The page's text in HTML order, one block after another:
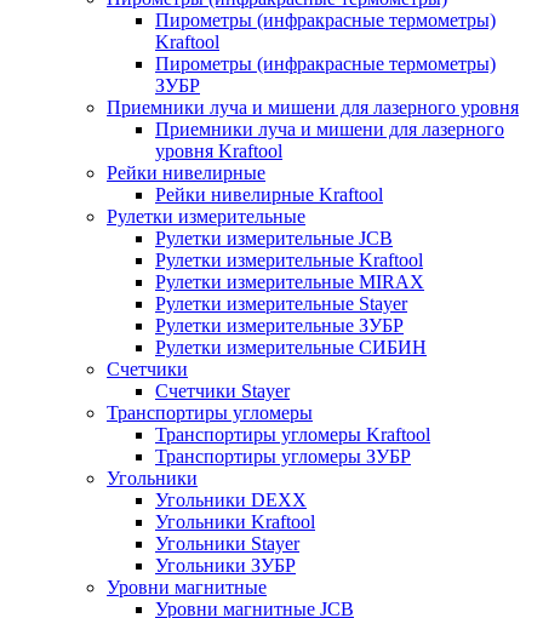
Пирометры (инфракрасные термометры)
Kraftool
Пирометры (инфракрасные термометры)
ЗУБР
Приемники луча и мишени для лазерного уровня
Приемники луча и мишени для лазерного
уровня Kraftool
Рейки нивелирные
Рейки нивелирные Kraftool
Рулетки измерительные
Рулетки измерительные JCB
Рулетки измерительные Kraftool
Рулетки измерительные MIRAX
Рулетки измерительные Stayer
Рулетки измерительные ЗУБР
Рулетки измерительные СИБИН
Счетчики
Счетчики Stayer
Транспортиры угломеры
Транспортиры угломеры Kraftool
Транспортиры угломеры ЗУБР
Угольники
Угольники DEXX
Угольники Kraftool
Угольники Stayer
Угольники ЗУБР
Уровни магнитные
Уровни магнитные JCB